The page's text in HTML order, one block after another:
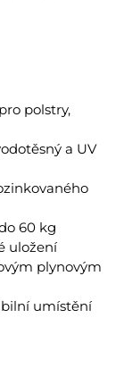
polstry,
a UV
60 kg
uložení
plynovým
umístění